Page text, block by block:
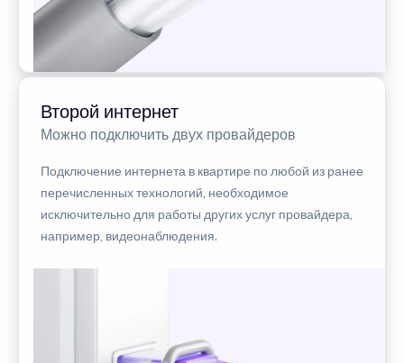
Второй интернет
Можно подключить двух провайдеров
Подключение интернета в квартире по любой из ранее
перечисленных технологий, необходимое
исключительно для работы других услуг провайдера,
например, видеонаблюдения.